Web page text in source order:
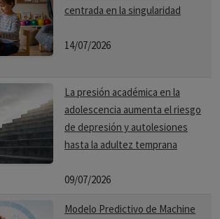
centrada en la singularidad
14/07/2026
La presión académica en la
adolescencia aumenta el riesgo
de depresión y autolesiones
hasta la adultez temprana
09/07/2026
Modelo Predictivo de Machine